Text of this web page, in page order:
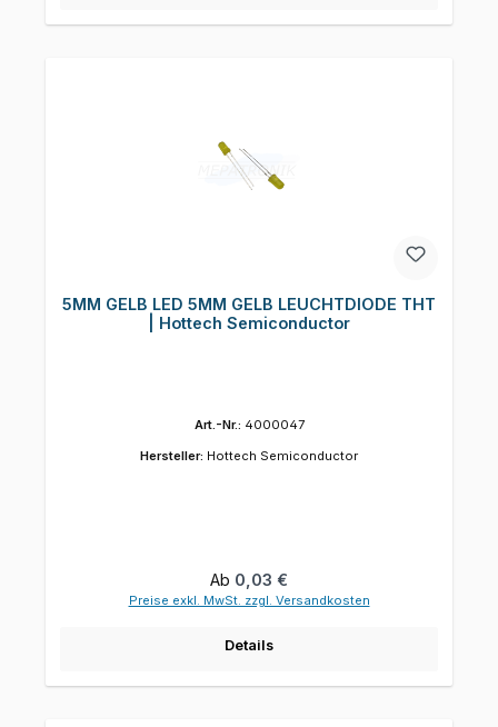
5MM GELB LED 5MM GELB LEUCHTDIODE THT
| Hottech Semiconductor
Art.-Nr.: 4000047
Hersteller: Hottech Semiconductor
Regulärer Preis:
Ab 0,03 €
Preise exkl. MwSt. zzgl. Versandkosten
Details